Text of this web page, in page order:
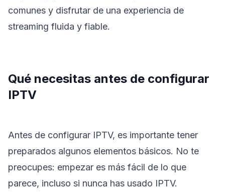
comunes y disfrutar de una experiencia de
streaming fluida y fiable.
Qué necesitas antes de configurar
IPTV
Antes de configurar IPTV, es importante tener
preparados algunos elementos básicos. No te
preocupes: empezar es más fácil de lo que
parece, incluso si nunca has usado IPTV.